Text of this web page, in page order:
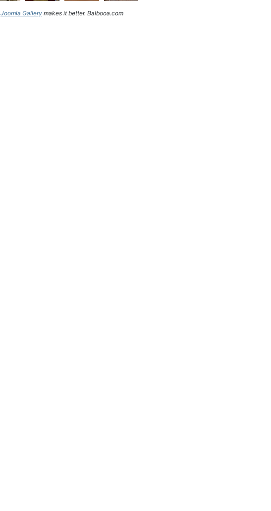
Joomla Gallery makes it better. Balbooa.com